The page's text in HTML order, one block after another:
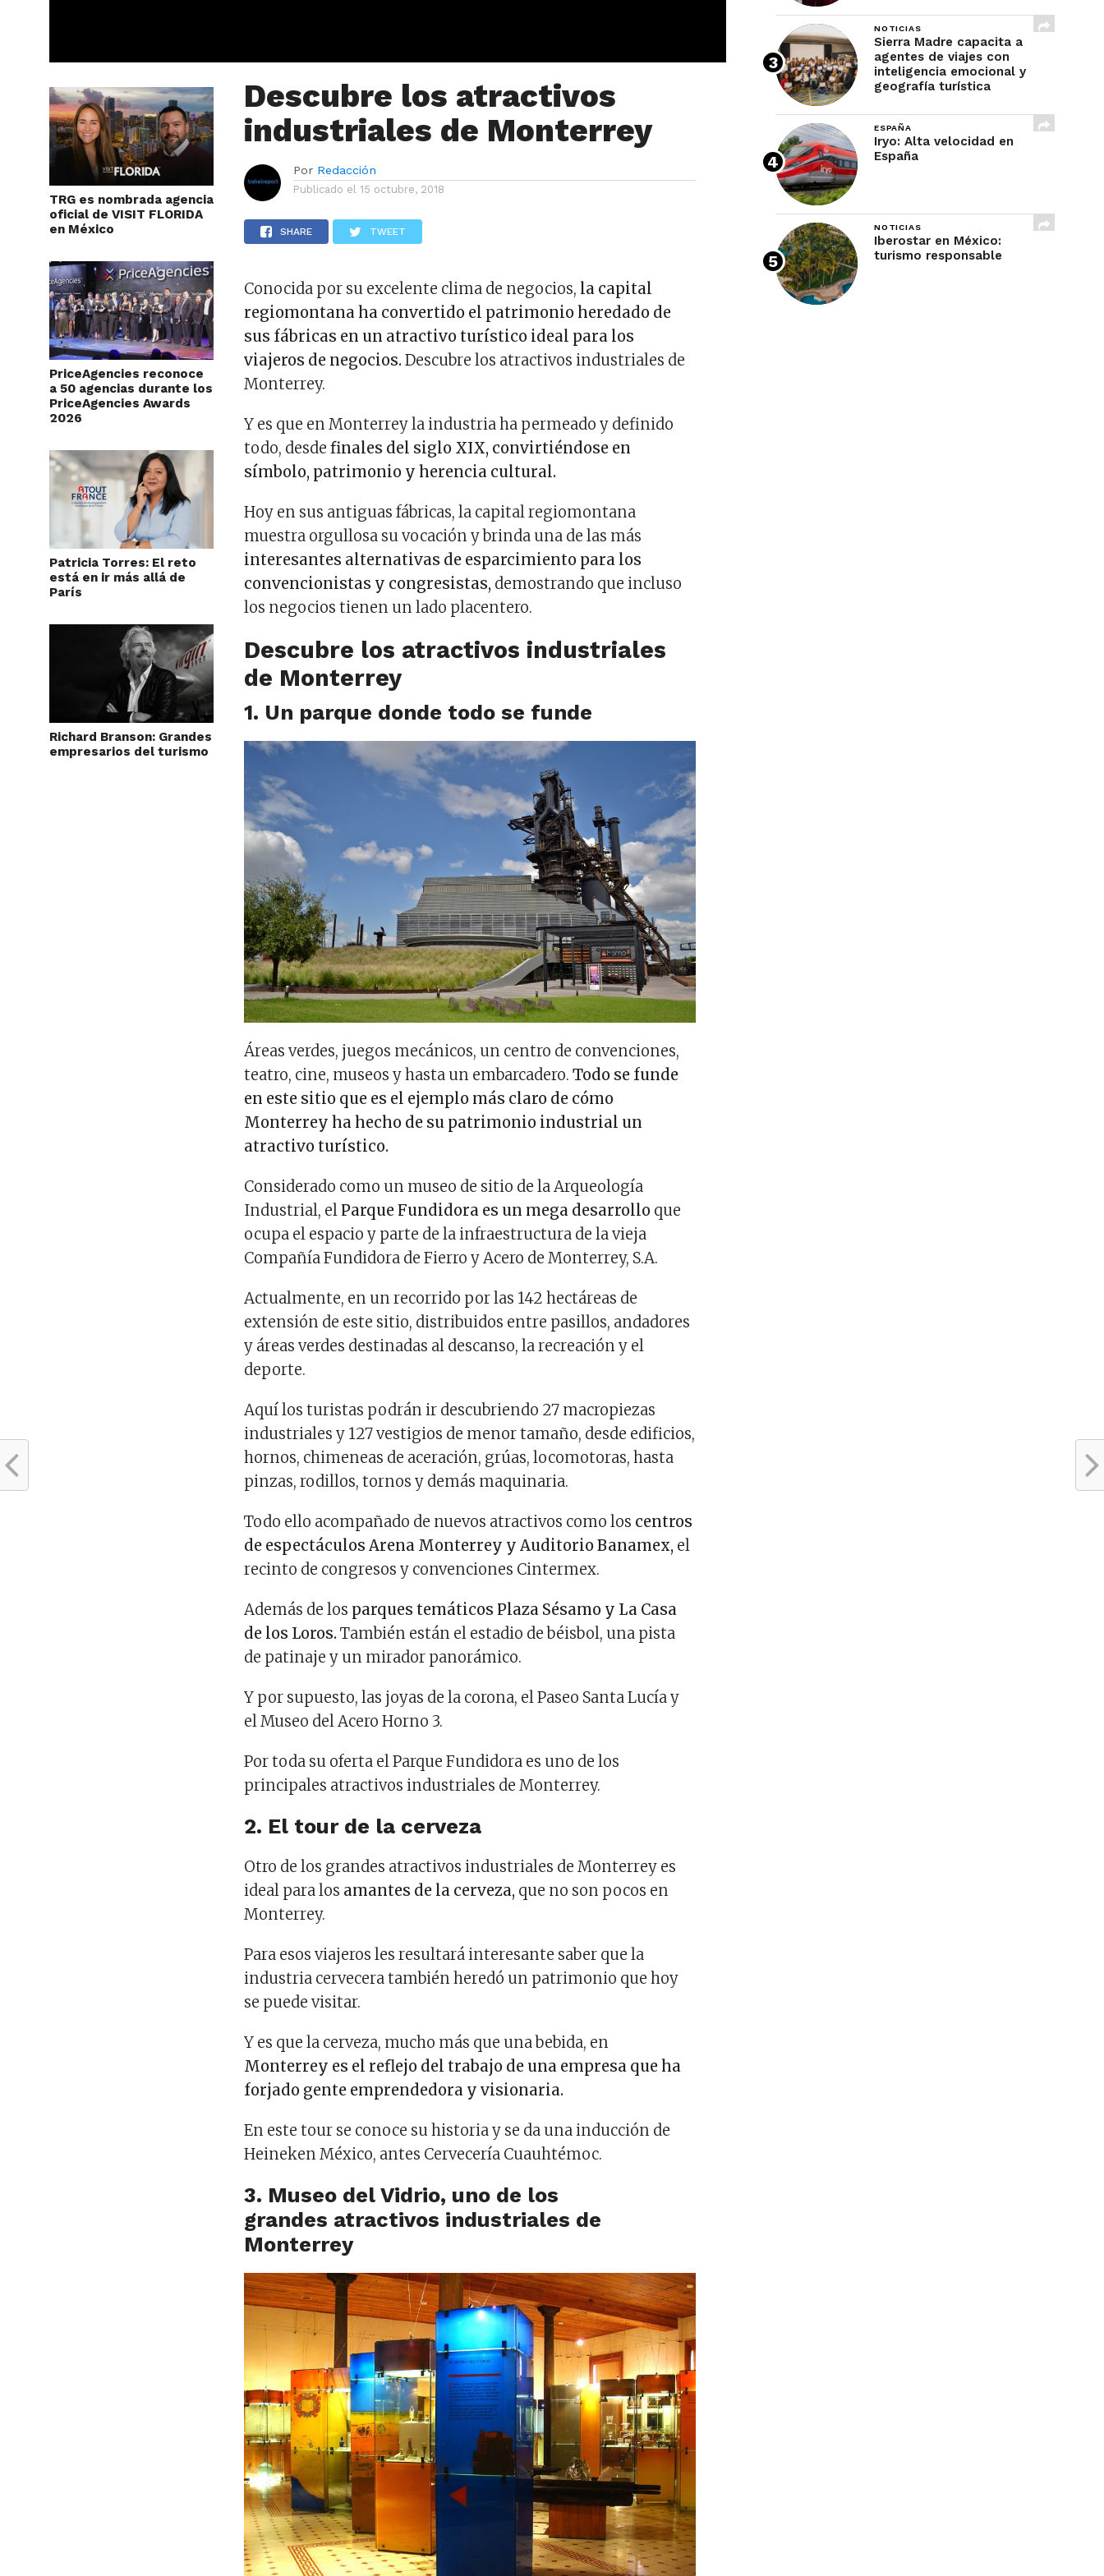
TRG es nombrada agencia
oficial de VISIT FLORIDA
en México
PriceAgencies reconoce
a 50 agencias durante los
PriceAgencies Awards
2026
Patricia Torres: El reto
está en ir más allá de
París
Richard Branson: Grandes
empresarios del turismo
Descubre los atractivos
industriales de Monterrey
Por Redacción
Publicado el 15 octubre, 2018
SHARE TWEET
Conocida por su excelente clima de negocios, la capital
regiomontana ha convertido el patrimonio heredado de
sus fábricas en un atractivo turístico ideal para los
viajeros de negocios. Descubre los atractivos industriales de
Monterrey.
Y es que en Monterrey la industria ha permeado y definido
todo, desdefinales del siglo XIX, convirtiéndose en
símbolo, patrimonio y herencia cultural.
Hoy en sus antiguas fábricas, la capital regiomontana
muestra orgullosa su vocación y brinda una de las más
interesantes alternativas de esparcimiento para los
convencionistas y congresistas, demostrando que incluso
los negocios tienen un lado placentero.
Descubre los atractivos industriales
de Monterrey
1. Un parque donde todo se funde
Áreas verdes, juegos mecánicos, un centro de convenciones,
teatro, cine, museos y hasta un embarcadero. Todo se funde
en este sitio que es el ejemplo más claro de cómo
Monterrey ha hecho de su patrimonio industrial un
atractivo turístico.
Considerado como un museo de sitio de la Arqueología
Industrial, el Parque Fundidora es un mega desarrollo que
ocupa el espacio y parte de la infraestructura de la vieja
Compañía Fundidora de Fierro y Acero de Monterrey, S.A.
Actualmente, en un recorrido por las 142 hectáreas de
extensión de este sitio, distribuidos entre pasillos, andadores
y áreas verdes destinadas al descanso, la recreación y el
deporte.
Aquí los turistas podrán ir descubriendo 27 macropiezas
industriales y 127 vestigios de menor tamaño, desde edificios,
hornos, chimeneas de aceración, grúas, locomotoras, hasta
pinzas, rodillos, tornos y demás maquinaria.
Todo ello acompañado de nuevos atractivos como los centros
de espectáculos Arena Monterrey y Auditorio Banamex, el
recinto de congresos y convenciones Cintermex.
Además de los parques temáticos Plaza Sésamo y La Casa
de los Loros. También están el estadio de béisbol, una pista
de patinaje y un mirador panorámico.
Y por supuesto, las joyas de la corona, el Paseo Santa Lucía y
el Museo del Acero Horno 3.
Por toda su oferta el Parque Fundidora es uno de los
principales atractivos industriales de Monterrey.
2. El tour de la cerveza
Otro de los grandes atractivos industriales de Monterrey es
ideal para los amantes de la cerveza, que no son pocos en
Monterrey.
Para esos viajeros les resultará interesante saber que la
industria cervecera también heredó un patrimonio que hoy
se puede visitar.
Y es que la cerveza, mucho más que una bebida, en
Monterrey es el reflejo del trabajo de una empresa que ha
forjado gente emprendedora y visionaria.
En este tour se conoce su historia y se da una inducción de
Heineken México, antes Cervecería Cuauhtémoc.
3. Museo del Vidrio, uno de los
grandes atractivos industriales de
Monterrey
NOTICIAS
Sierra Madre capacita a
agentes de viajes con
inteligencia emocional y
geografía turística
ESPAÑA
Iryo: Alta velocidad en
España
NOTICIAS
Iberostar en México:
turismo responsable